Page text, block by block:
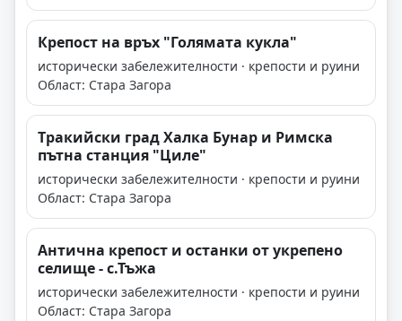
Крепост на връх "Голямата кукла"
исторически забележителности · крепости и руини
Област: Стара Загора
Tракийски град Халка Бунар и Римска
пътна станция "Циле"
исторически забележителности · крепости и руини
Област: Стара Загора
Антична крепост и останки от укрепено
селище - с.Тъжа
исторически забележителности · крепости и руини
Област: Стара Загора